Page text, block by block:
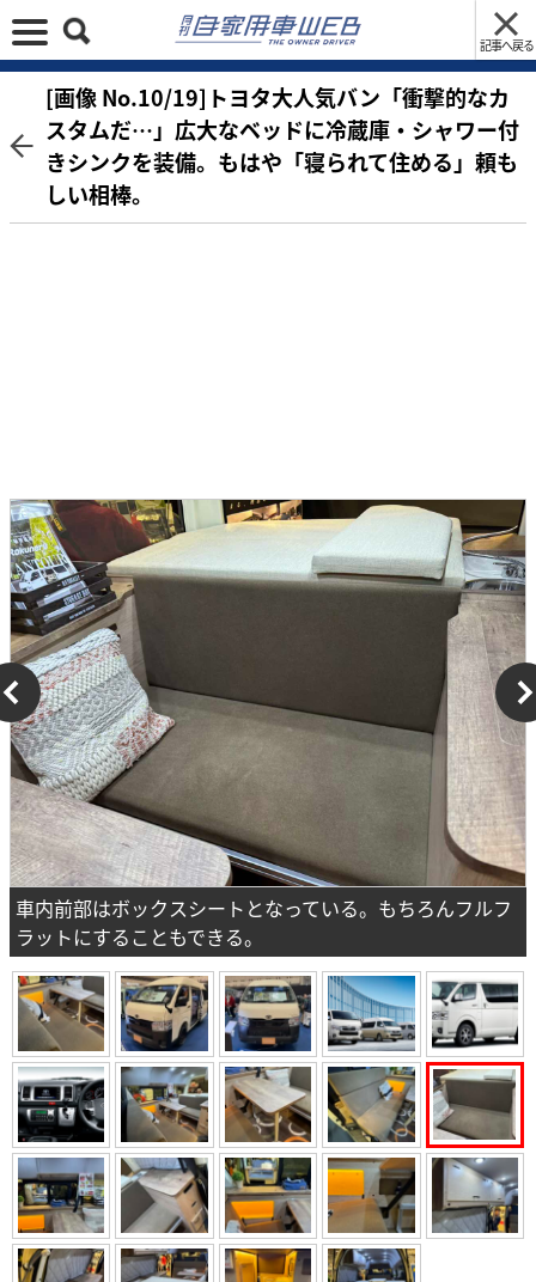
記事へ戻る
[画像 No.10/19]トヨタ大人気バン「衝撃的なカ
スタムだ…」広大なベッドに冷蔵庫・シャワー付
きシンクを装備。もはや「寝られて住める」頼も
しい相棒。
車内前部はボックスシートとなっている。もちろんフルフ
ラットにすることもできる。